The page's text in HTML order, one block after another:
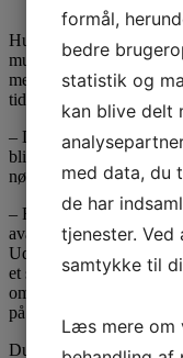
Hun er helt overbevist
multimediedesigner, vil
meget indenfor hendes
tiden, forudser hun.
– Derfor er AI Manager
blive ved med at bygge
nødvendigt at holde sig
– For eksempel er den
avancerede versioner, vi
Udviklingen går nemlig
et stort ansvar for følge
områder at fokusere på,
på alt.
Du kan læse mere om
formål,
bedre
statistik og
kan blive delt
med data, du
de har
tjenester.
samtykke til
Læs mere om